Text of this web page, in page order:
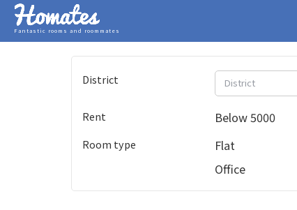
Fantastic rooms and roommates
District District
Rent Below 5000
Room type Flat
Office